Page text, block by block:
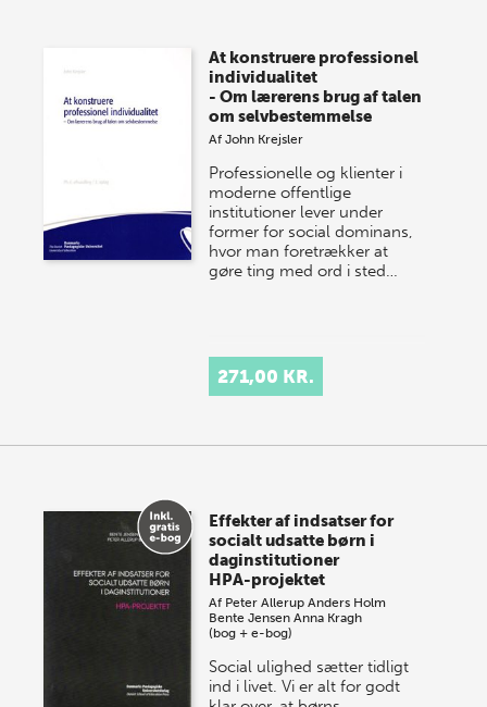
At konstruere professionel
individualitet
- Om lærerens brug af talen
om selvbestemmelse
AfJohn Krejsler
Professionelle og klienter i
moderne offentlige
institutioner lever under
former for social dominans,
hvor man foretrækker at
gøre ting med ord i sted…
271,00 KR.
Effekter af indsatser for
socialt udsatte børn i
daginstitutioner
HPA-projektet
Af Peter Allerup Anders Holm
Bente Jensen Anna Kragh
(bog + e-bog)
Social ulighed sætter tidligt
ind i livet. Vi er alt for godt